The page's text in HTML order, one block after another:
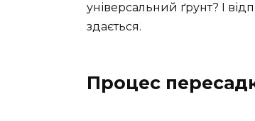
універсальний ґрунт? І
здається.
Процес